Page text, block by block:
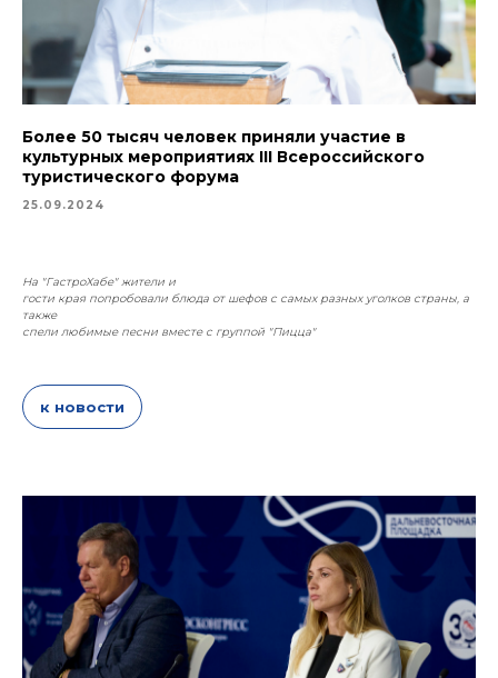
Более 50 тысяч человек приняли участие в
культурных мероприятиях III Всероссийского
туристического форума
25.09.2024
На "ГастроХабе" жители и
гости края попробовали блюда от шефов с самых разных уголков страны, а
также
спели любимые песни вместе с группой "Пицца"
к новости